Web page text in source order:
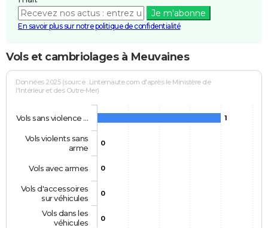
Je m'abonne
En savoir plus sur notre politique de confidentialité
Vols et cambriolages à Meuvaines
Données 2025 (source : Linternaute.com d'après le Ministère de
l'Intérieur et des Outre-Mer)
1
0
0
0
0
Vols sans violence …
Vols violents sans
arme
Vols avec armes
Vols d'accessoires
sur véhicules
Vols dans les
véhicules